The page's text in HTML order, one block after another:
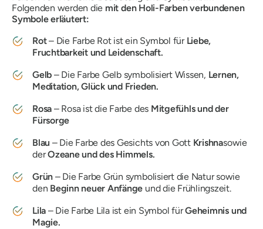
Folgenden werden die mit den Holi-Farben verbundenen
Symbole erläutert:
Rot– Die Farbe Rot ist ein Symbol für Liebe,
Fruchtbarkeit und Leidenschaft.
Gelb – Die Farbe Gelb symbolisiert Wissen, Lernen,
Meditation, Glück und Frieden.
Rosa – Rosa ist die Farbe des Mitgefühls und der
Fürsorge
Blau – Die Farbe des Gesichts von Gott Krishnasowie
derOzeane und des Himmels.
Grün – Die Farbe Grün symbolisiert die Natur sowie
den Beginn neuer Anfänge und die Frühlingszeit.
Lila – Die Farbe Lila ist ein Symbol fürGeheimnis und
Magie.